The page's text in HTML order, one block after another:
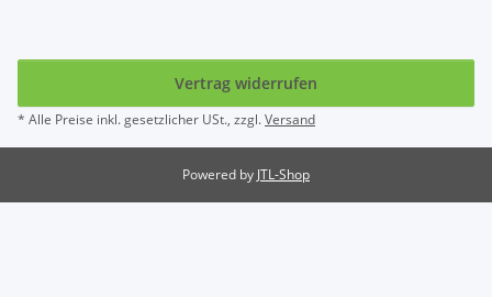
Vertrag widerrufen
* Alle Preise inkl. gesetzlicher USt., zzgl.Versand
Powered by JTL-Shop